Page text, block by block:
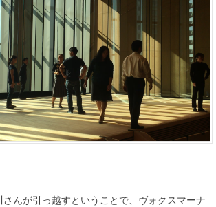
んが引っ越すということで、ヴォクスマーナ